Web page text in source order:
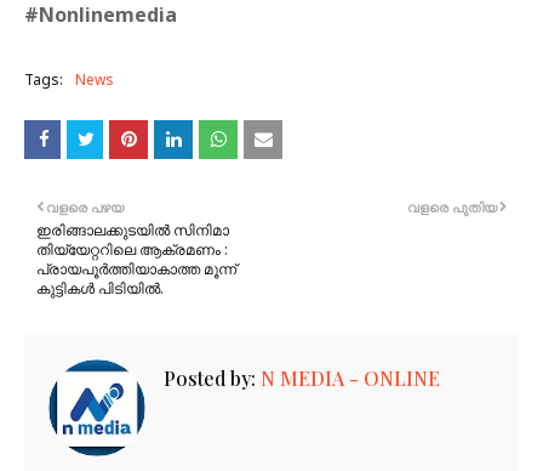
#Nonlinemedia
Tags: News
വളരെ പുതിയ
വളരെ പഴയ
ഇരിങ്ങാലക്കുടയിൽ സിനിമാ
തിയ്യേറ്ററിലെ ആക്രമണം :
പ്രായപൂർത്തിയാകാത്ത മൂന്ന്
കുട്ടികൾ പിടിയിൽ.
Posted by: N MEDIA - ONLINE